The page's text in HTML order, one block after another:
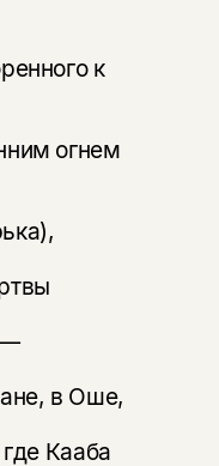
к
огнем
—
в Оше,
Кааба